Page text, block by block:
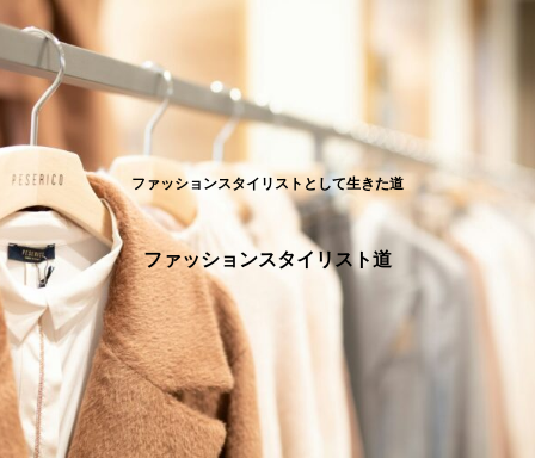
ファッションスタイリストとして生きた道
ファッションスタイリスト道